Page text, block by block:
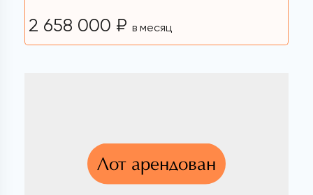
2 658 000 ₽ в месяц
Лот арендован